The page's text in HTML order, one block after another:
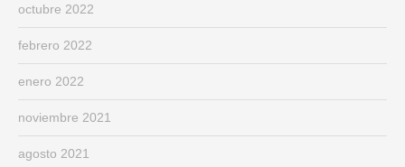
octubre 2022
febrero 2022
enero 2022
noviembre 2021
agosto 2021